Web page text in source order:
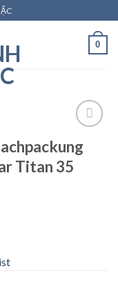
0
Add to
wishlist
Titan 35